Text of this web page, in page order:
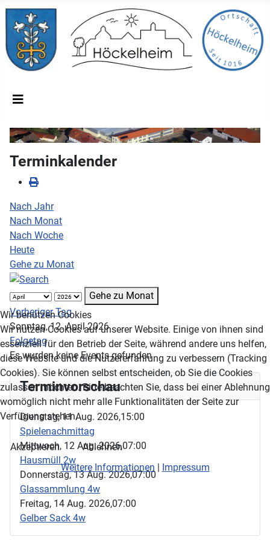
Terminkalender
Nach Jahr
Nach Monat
Nach Woche
Heute
Gehe zu Monat
Gehe zu Monat
Vorheriger Tag
Sonntag, 12. April 2026
Folgetag
Es wurden keine Events gefunden
Terminvorschau
Dienstag, 11 Aug. 2026,15:00
Spielenachmittag
Mittwoch, 12 Aug. 2026,07:00
Hausmüll 2w
Donnerstag, 13 Aug. 2026,07:00
Glassammlung 4w
Freitag, 14 Aug. 2026,07:00
Gelber Sack 4w
Wir benutzen Cookies
Wir nutzen Cookies auf unserer Website. Einige von ihnen sind
essenziell für den Betrieb der Seite, während andere uns helfen,
diese Website und die Nutzererfahrung zu verbessern (Tracking
Cookies). Sie können selbst entscheiden, ob Sie die Cookies
zulassen möchten. Bitte beachten Sie, dass bei einer Ablehnung
womöglich nicht mehr alle Funktionalitäten der Seite zur
Verfügung stehen.
Akzeptieren
Ablehnen
Weitere Informationen | Impressum